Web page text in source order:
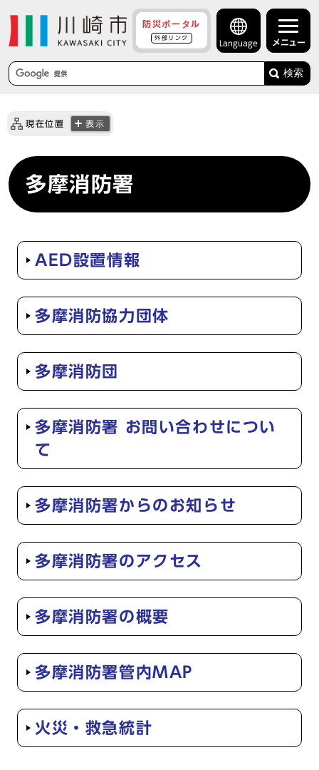
防災ポータル
外部リンク
Language メニュー
検索
現在位置 表示
多摩消防署
AED設置情報
多摩消防協力団体
多摩消防団
多摩消防署 お問い合わせについ
て
多摩消防署からのお知らせ
多摩消防署のアクセス
多摩消防署の概要
多摩消防署管内MAP
火災・救急統計